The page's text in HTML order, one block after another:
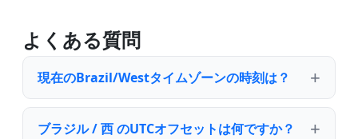
よくある質問
現在のBrazil/Westタイムゾーンの時刻は？
ブラジル / 西 のUTCオフセットは何ですか？